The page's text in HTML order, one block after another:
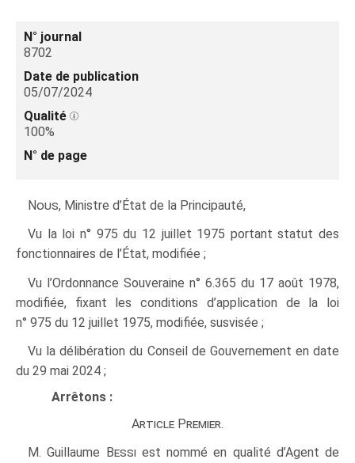
N° journal
8702
Date de publication
05/07/2024
Qualité
100%
N° de page
Nous, Ministre d’État de la Principauté,
Vu la loi n° 975 du 12 juillet 1975 portant statut des
fonctionnaires de l’État, modifiée ;
Vu l’Ordonnance Souveraine n° 6.365 du 17 août 1978,
modifiée, fixant les conditions d’application de la loi
n° 975 du 12 juillet 1975, modifiée, susvisée ;
Vu la délibération du Conseil de Gouvernement en date
du 29 mai 2024 ;
Arrêtons :
Article Premier.
M. Guillaume Bessi est nommé en qualité d’Agent de